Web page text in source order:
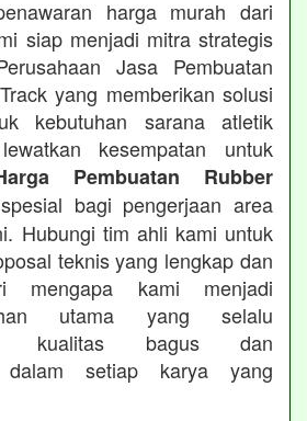
harga murah dari
siap menjadi mitra strategis
Jasa Pembuatan
yang memberikan solusi
kebutuhan sarana atletik
kesempatan untuk
Pembuatan Rubber
bagi pengerjaan area
Hubungi tim ahli kami untuk
teknis yang lengkap dan
mengapa kami menjadi
utama yang selalu
kualitas bagus dan
dalam setiap karya yang